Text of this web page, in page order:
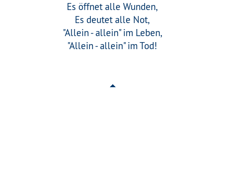
Es öffnet alle Wunden,
Es deutet alle Not,
"Allein - allein" im Leben,
"Allein - allein" im Tod!